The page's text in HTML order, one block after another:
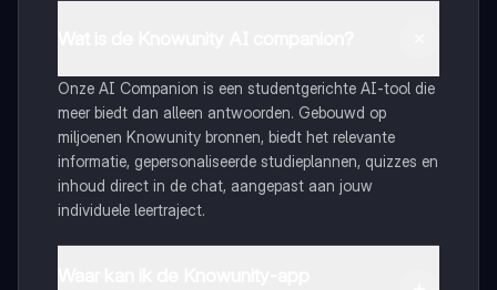
Onze AI Companion is een studentgerichte AI-tool die
meer biedt dan alleen antwoorden. Gebouwd op
miljoenen Knowunity bronnen, biedt het relevante
informatie, gepersonaliseerde studieplannen, quizzes en
inhoud direct in de chat, aangepast aan jouw
individuele leertraject.